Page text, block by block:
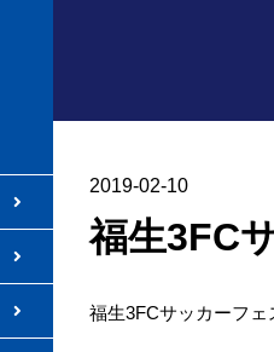
2019-02-10
福生3FC
福生3FCサッカーフェ